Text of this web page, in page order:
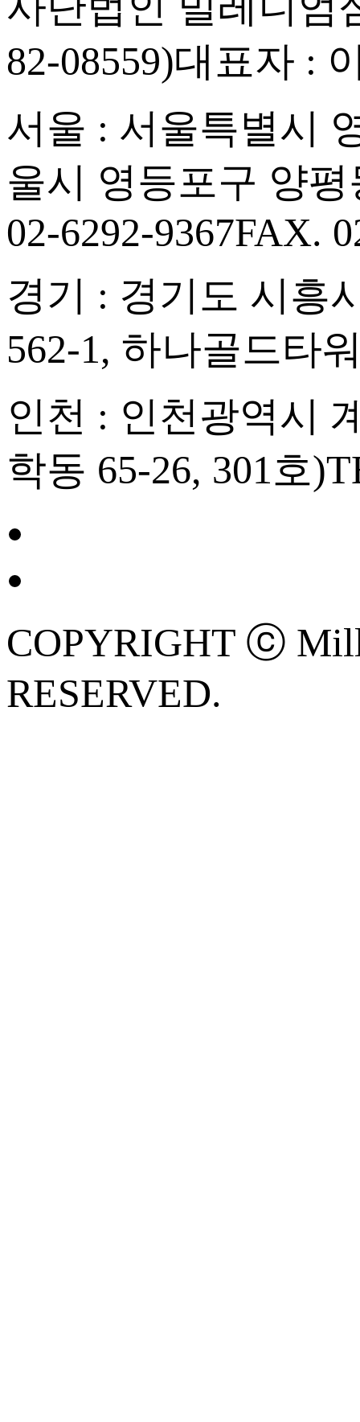
82-08559)대표자 :
서울 : 서울특별시
울시 영등포구 양
02-6292-9367FAX.
경기 : 경기도 시흥
562-1, 하나골드타
인천 : 인천광역시
학동 65-26, 301호)
COPYRIGHT ⓒ
RESERVED.